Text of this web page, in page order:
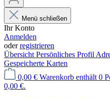
Menü schließen
Ihr Konto
Anmelden
oderregistrieren
Übersicht Persönliches Profil
Gespeicherte Karten
0,00 € Warenkorb enthält 0
0,00 €.